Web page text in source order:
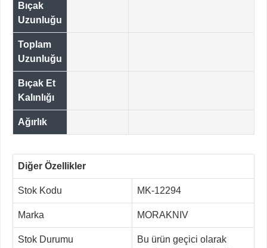
Bıçak
Uzunluğu
Toplam
Uzunluğu
Bıçak Et
Kalınlığı
Ağırlık
Diğer Özellikler
Stok Kodu MK-12294
Marka MORAKNIV
Stok Durumu
Bu ürün geçici olarak